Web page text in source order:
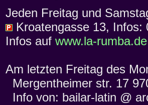
Jeden Freitag und
Kroatengasse 13, Infos:
Infos auf www.la-rumba.de
Am letzten Freitag des
Mergentheimer str. 17
Info von: bailar-latin @